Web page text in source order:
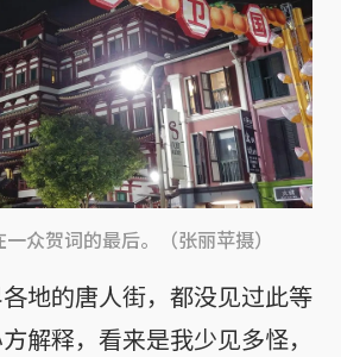
众贺词的最后。（张丽苹摄）
地的唐人街，都没见过此等
解释，看来是我少见多怪，